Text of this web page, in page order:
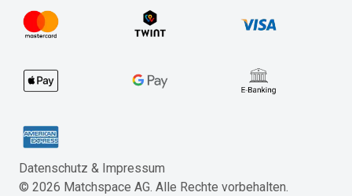
© 2026 Matchspace AG. Alle Rechte vorbehalten.
Datenschutz & Impressum​